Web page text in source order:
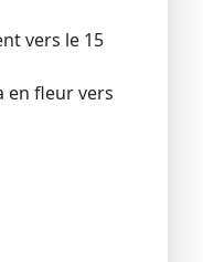
vers le 15
en fleur vers